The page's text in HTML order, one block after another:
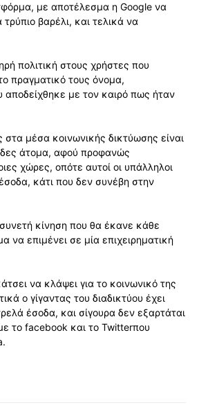
με αποτέλεσμα η Google να
βαρέλι, και τελικά να
πολιτική στους χρήστες που
πραγματικό τους όνομα,
με τον καιρό πως ήταν
μέσα κοινωνικής δικτύωσης είναι
άτομα, αφού προφανώς
χώρες, οπότε αυτοί οι υπάλληλοι
κάτι που δεν συνέβη στην
κίνηση που θα έκανε κάθε
επιμένει σε μία επιχειρηματική
να κλάψει για το κοινωνικό της
ο γίγαντας του διαδικτύου έχει
έσοδα, και σίγουρα δεν εξαρτάται
το facebook και το Twitterπου